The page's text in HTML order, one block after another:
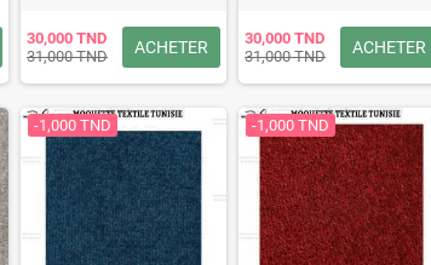
30,000 TND
31,000 TND
ACHETER
30,000 TND
31,000 TND
ACHETER
-1,000 TND -1,000 TND